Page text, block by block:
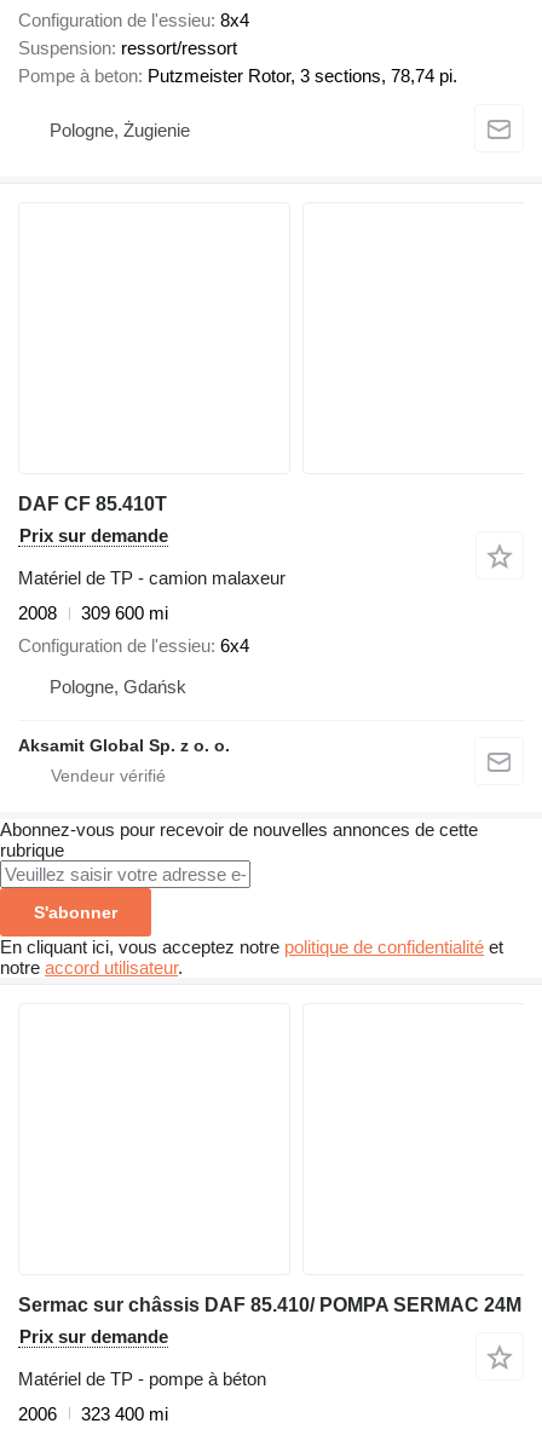
Configuration de l'essieu 8x4
Suspension ressort/ressort
Pompe à beton Putzmeister Rotor, 3 sections, 78,74 pi.
Pologne, Żugienie
DAF CF 85.410T
Prix sur demande
Matériel de TP - camion malaxeur
2008
309 600 mi
Configuration de l'essieu 6x4
Pologne, Gdańsk
Aksamit Global Sp. z o. o.
Abonnez-vous pour recevoir de nouvelles annonces de cette
rubrique
S'abonner
En cliquant ici, vous acceptez notre politique de confidentialité et
notre accord utilisateur.
Sermac sur châssis DAF 85.410/ POMPA SERMAC 24M
Prix sur demande
Matériel de TP - pompe à béton
2006
323 400 mi